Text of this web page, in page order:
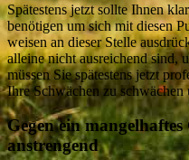
Spätestens jetzt sollte Ihnen
benötigen um sich mit diesen
weisen an dieser Stelle
alleine nicht ausreichend sind,
müssen Sie spätestens jetzt
Ihre Schwächen zu schwächen
Gegen ein
anstrengend